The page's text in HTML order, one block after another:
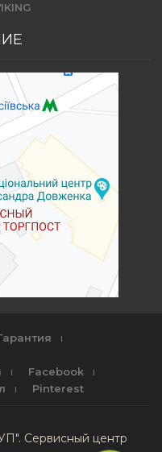
Facebook
Pinterest
Сервисный центр